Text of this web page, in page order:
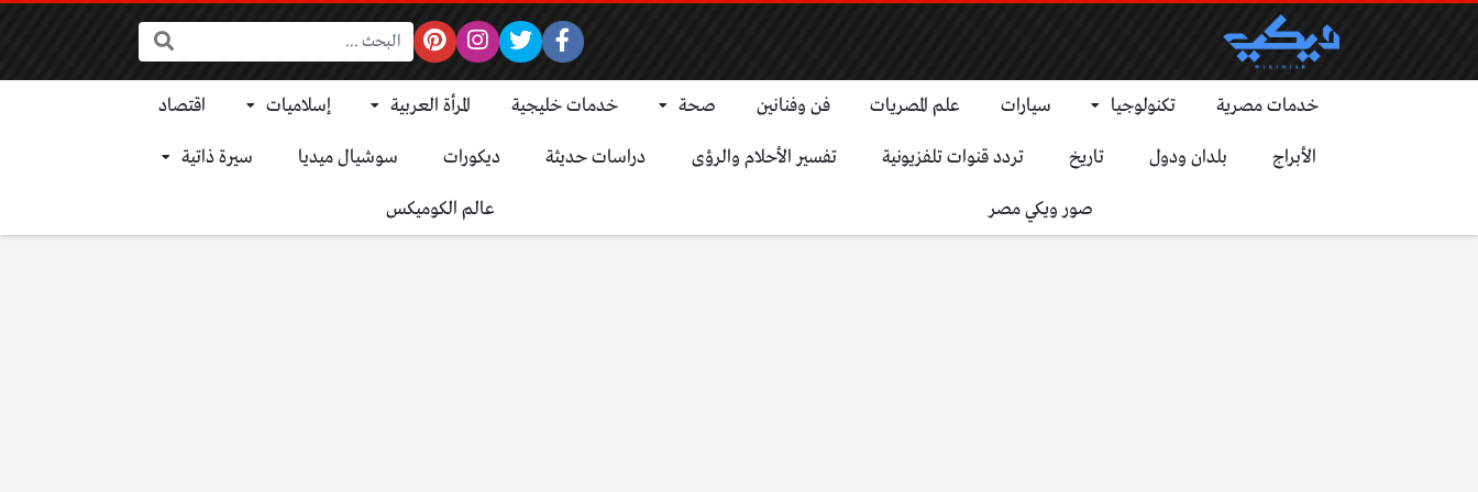
البحث:
خدمات مصرية تكنولوجيا سيارات علم المصريات فن وفنانين صحة خدمات خليجية المرأة العربية إسلاميات اقتصاد
الأبراج بلدان ودول تاريخ تردد قنوات تلفزيونية تفسير الأحلام والرؤى دراسات حديثة ديكورات سوشيال ميديا سيرة ذاتية
صور ويكي مصر عالم الكوميكس